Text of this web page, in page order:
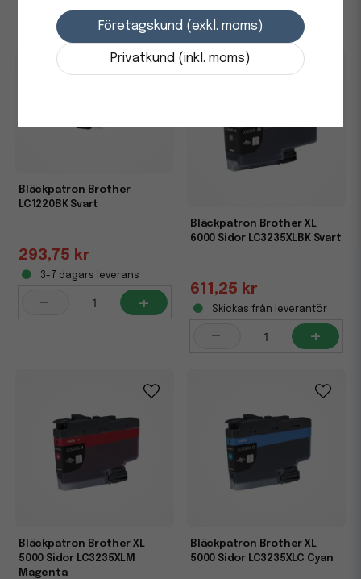
+ -
Bläckpatron Brother
LC1220BK Svart
293,75 kr
3-7 dagars leverans
- +
Bläckpatron Brother XL
6000 Sidor LC3235XLBK Svart
611,25 kr
Skickas från leverantör
- +
Bläckpatron Brother XL
5000 Sidor LC3235XLM
Magenta
Bläckpatron Brother XL
5000 Sidor LC3235XLC Cyan
Företagskund (exkl. moms)
Privatkund (inkl. moms)